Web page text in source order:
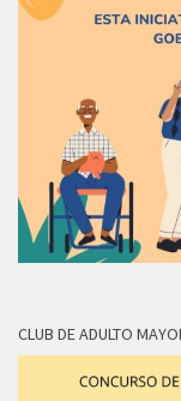
CLUB DE ADULTO